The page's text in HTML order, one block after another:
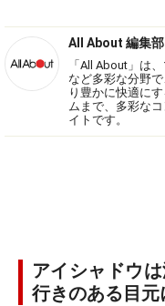
All About 編集部
「All About」は
など多彩な分野
り豊かに快適に
ムまで、多彩な
イトです。
アイシャドウ
行きのある目元